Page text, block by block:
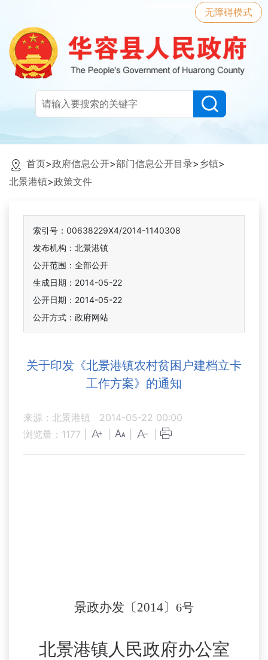
无障碍模式
首页>政府信息公开>部门信息公开目录> 乡镇>
北景港镇>政策文件
索引号：00638229X4/2014-1140308
发布机构：北景港镇
公开范围：全部公开
生成日期：2014-05-22
公开日期：2014-05-22
公开方式：政府网站
关于印发《北景港镇农村贫困户建档立卡
工作方案》的通知
来源：北景港镇
2014-05-22 00:00
浏览量： 1177
景政办发〔2014〕 6号
北景港镇人民政府办公室